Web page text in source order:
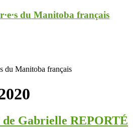
du Manitoba français
Gabrielle REPORTÉ